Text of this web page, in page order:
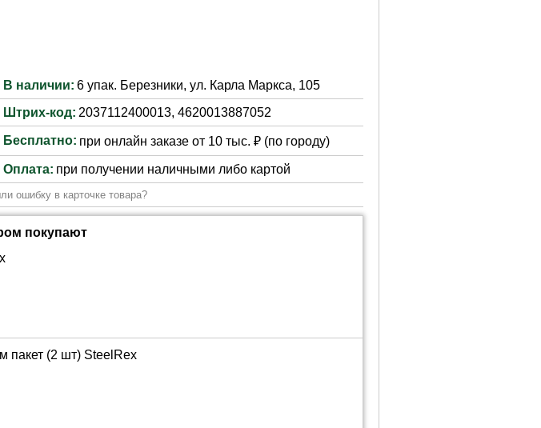
В наличии: 6 упак. Березники, ул. Карла Маркса, 105
Штрих-код: 2037112400013, 4620013887052
Бесплатно: при онлайн заказе от 10 тыс. ₽ (по городу)
Оплата: при получении наличными либо картой
ошибку в карточке товара?
покупают
пакет (2 шт) SteelRex